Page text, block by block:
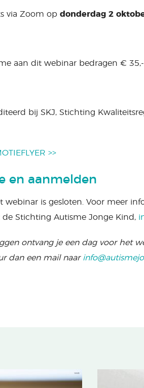
via Zoom op donderdag 2
aan dit webinar bedragen € 35,-
bij SKJ, Stichting
>>
en aanmelden
webinar is gesloten. Voor meer
Stichting Autisme Jonge Kind,
ontvang je een dag voor het
dan een mail naar